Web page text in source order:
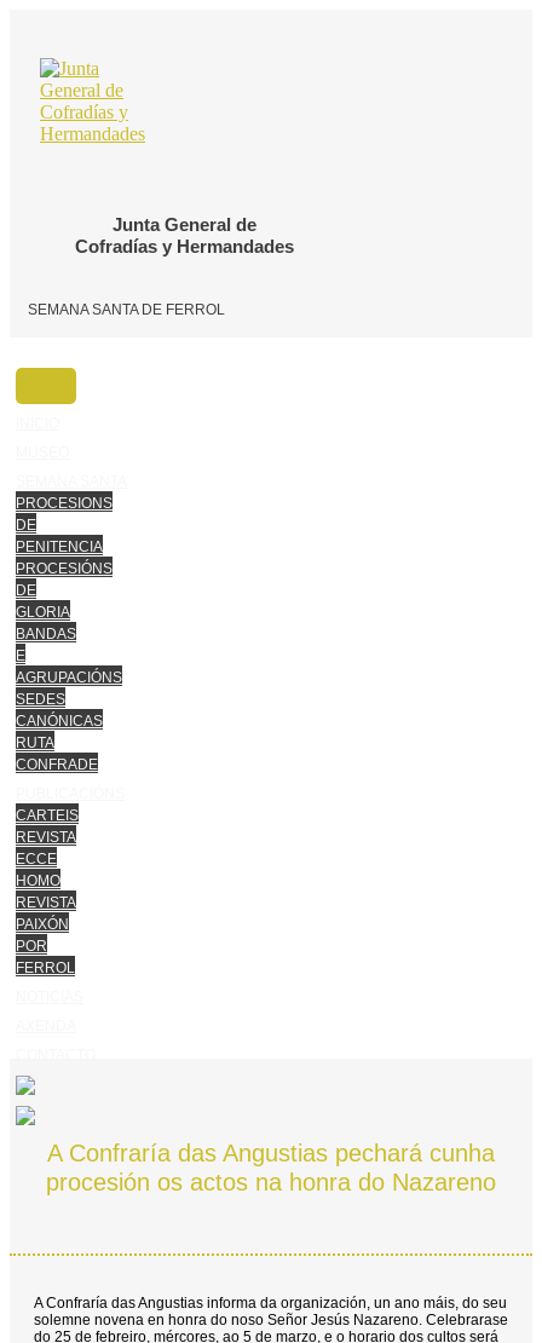
contido
Junta General de
Cofradías y Hermandades
SEMANA SANTA DE FERROL
PROCESIONS
DE
PENITENCIA
PROCESIÓNS
DE
GLORIA
BANDAS
E
AGRUPACIÓNS
SEDES
CANÓNICAS
RUTA
CONFRADE
CARTEIS
REVISTA
ECCE
HOMO
REVISTA
PAIXÓN
POR
FERROL
A Confraría das Angustias pechará cunha
procesión os actos na honra do Nazareno
A Confraría das Angustias informa da organización, un ano máis, do seu
solemne novena en honra do noso Señor Jesús Nazareno. Celebrarase
do 25 de febreiro, mércores, ao 5 de marzo, e o horario dos cultos será